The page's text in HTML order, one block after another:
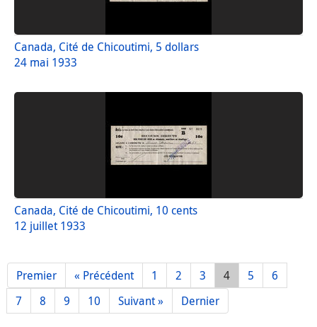
Canada, Cité de Chicoutimi, 5 dollars
24 mai 1933
Canada, Cité de Chicoutimi, 10 cents
12 juillet 1933
Premier « Précédent 1 2 3 4 5
6
7
8 9 10 Suivant » Dernier